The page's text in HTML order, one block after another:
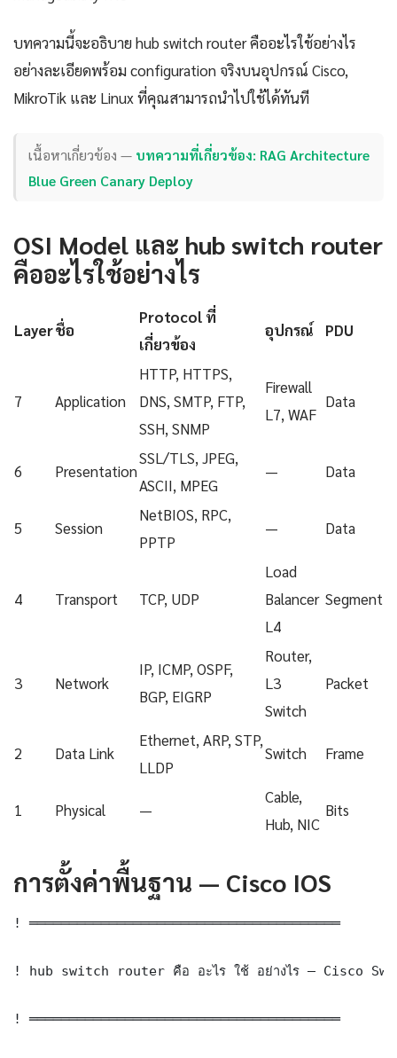
บทความนี้จะอธิบาย hub switch router คืออะไรใช้อย่างไร
อย่างละเอียดพร้อม configuration จริงบนอุปกรณ์ Cisco,
MikroTik และ Linux ที่คุณสามารถนำไปใช้ได้ทันที
เนื้อหาเกี่ยวข้อง — บทความที่เกี่ยวข้อง: RAG Architecture
Blue Green Canary Deploy
OSI Model และ hub switch router
คืออะไรใช้อย่างไร
Layerชื่อ
Protocol ที่
เกี่ยวข้อง
อุปกรณ์ PDU
7 Application
HTTP, HTTPS,
DNS, SMTP, FTP,
SSH, SNMP
Firewall
L7, WAF
Data
6 Presentation
SSL/TLS, JPEG,
ASCII, MPEG
— Data
5 Session
NetBIOS, RPC,
PPTP
— Data
4 Transport TCP, UDP
Load
Balancer
L4
Segment
3 Network
IP, ICMP, OSPF,
BGP, EIGRP
Router,
L3
Switch
Packet
2 Data Link
Ethernet, ARP, STP,
LLDP
Switch Frame
1 Physical —
Cable,
Hub, NIC
Bits
การตั้งค่าพื้นฐาน — Cisco IOS
! ═══════════════════════════════════════
! hub switch router คือ อะไร ใช้ อย่างไร — Cisco
! ═══════════════════════════════════════